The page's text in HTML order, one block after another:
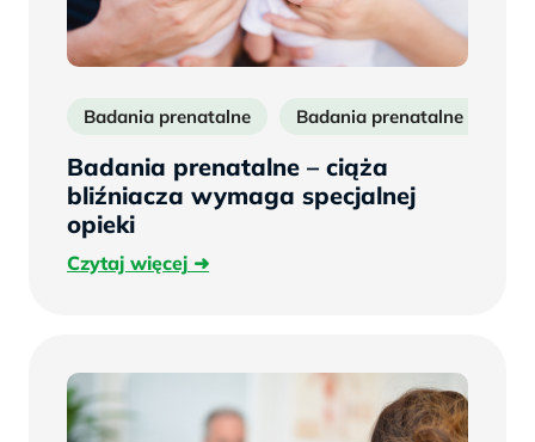
Badania prenatalne Badania prenatalne w
Badania prenatalne – ciąża
bliźniacza wymaga specjalnej
opieki
Czytaj więcejCzytaj